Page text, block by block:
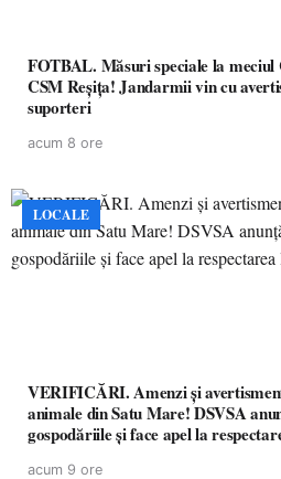
FOTBAL. Măsuri speciale la
CSM Reșița! Jandarmii vin cu
suporteri
acum 8 ore
LOCALE
VERIFICĂRI. Amenzi și
animale din Satu Mare! DSVSA
gospodăriile și face apel la
acum 9 ore